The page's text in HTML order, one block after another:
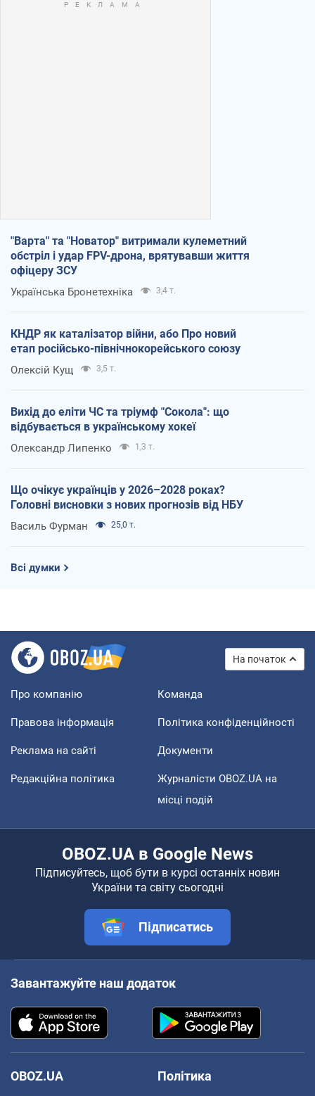
"Варта" та "Новатор" витримали кулеметний
обстріл і удар FPV-дрона, врятувавши життя
офіцеру ЗСУ
Українська Бронетехніка 3,4 т.
КНДР як каталізатор війни, або Про новий
етап російсько-північнокорейського союзу
Олексій Кущ 3,5 т.
Вихід до еліти ЧС та тріумф "Сокола": що
відбувається в українському хокеї
Олександр Липенко 1,3 т.
Що очікує українців у 2026–2028 роках?
Головні висновки з нових прогнозів від НБУ
Василь Фурман 25,0 т.
Всі думки
На початок
Про компанію Команда
Правова інформація Політика конфіденційності
Реклама на сайті Документи
Редакційна політика
Журналісти OBOZ.UA на
місці подій
OBOZ.UA в Google News
Підписуйтесь, щоб бути в курсі останніх новин
України та світу сьогодні
Підписатись
Завантажуйте наш додаток
OBOZ.UA
Політика